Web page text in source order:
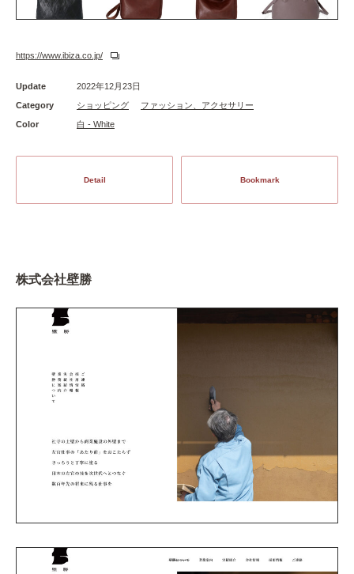
https://www.ibiza.co.jp/
Update
2022年12月23日
Category
ショッピング
ファッション、アクセサリー
Color
白 - White
Detail Bookmark
株式会社壁勝